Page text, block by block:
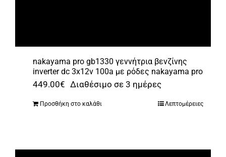
nakayama pro gb1330 γεννήτρια βενζίνης
inverter dc 3x12v 100a με ρόδες nakayama pro
449.00€ Διαθέσιμο σε 3 ημέρες
Προσθήκη στο καλάθι Λεπτομέρειες